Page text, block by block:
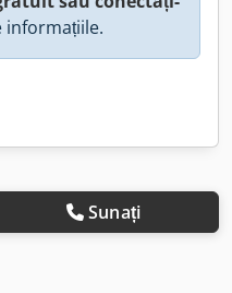
informațiile.
Sunați